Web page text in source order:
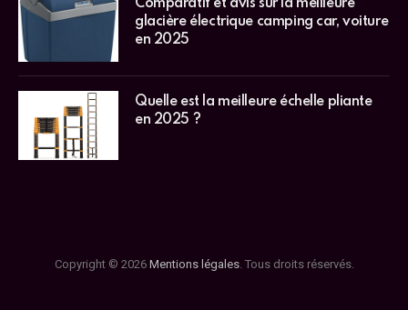
Comparatif et avis sur la meilleure
glacière électrique camping car, voiture
en 2025
Quelle est la meilleure échelle pliante
en 2025 ?
Copyright © 2026 Mentions légales. Tous droits réservés.